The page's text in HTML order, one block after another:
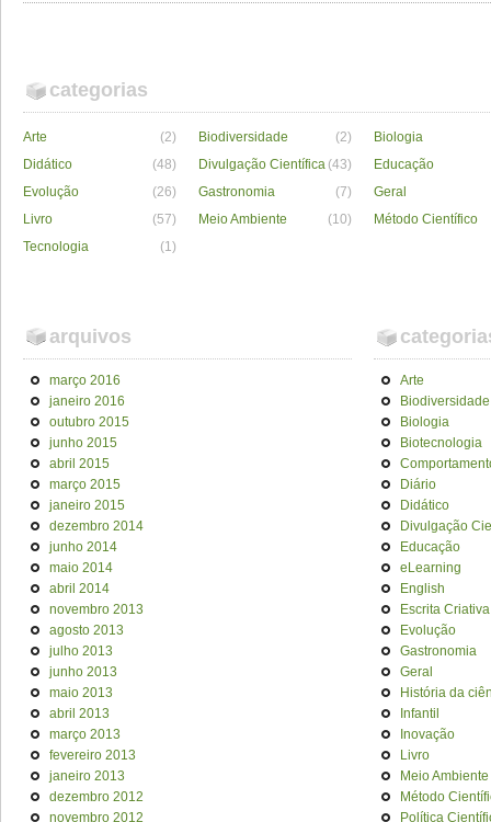
categorias
Arte (2) Biodiversidade (2)
Biologia
Didático
(48) Divulgação Científica (43)
Educação
Evolução
(26) Gastronomia (7)
Geral
Livro
(57) Meio Ambiente (10)
Método Científico
Tecnologia
(1)
arquivos
março 2016
janeiro 2016
outubro 2015
junho 2015
abril 2015
março 2015
janeiro 2015
dezembro 2014
junho 2014
maio 2014
abril 2014
novembro 2013
agosto 2013
julho 2013
junho 2013
maio 2013
abril 2013
março 2013
fevereiro 2013
janeiro 2013
dezembro 2012
novembro 2012
Arte
Biodiversidade
Biologia
Biotecnologia
Diário
Didático
Divulgação
Educação
eLearning
English
Escrita Criativa
Evolução
Gastronomia
Geral
História da
Infantil
Inovação
Livro
Meio Ambiente
Método
Política